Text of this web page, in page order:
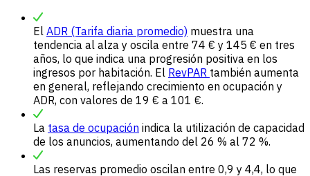
El ADR (Tarifa diaria promedio) muestra una
tendencia al alza y oscila entre 74 € y 145 € en tres
años, lo que indica una progresión positiva en los
ingresos por habitación. El RevPAR también aumenta
en general, reflejando crecimiento en ocupación y
ADR, con valores de 19 € a 101 €.
La tasa de ocupación indica la utilización de capacidad
de los anuncios, aumentando del 26 % al 72 %.
Las reservas promedio oscilan entre 0,9 y 4,4, lo que